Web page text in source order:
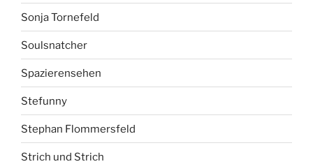
Sonja Tornefeld
Soulsnatcher
Spazierensehen
Stefunny
Stephan Flommersfeld
Strich und Strich